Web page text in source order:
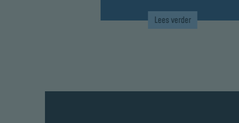
Lees verder